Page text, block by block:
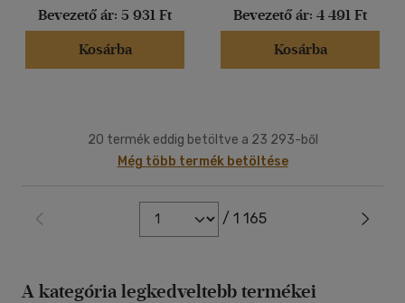
Bevezető ár: 5 931 Ft
Kosárba
Bevezető ár: 4 491 Ft
Kosárba
20 termék eddig betöltve a 23 293-ből
Még több termék betöltése
/ 1 165
A kategória legkedveltebb termékei